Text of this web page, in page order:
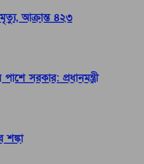
আক্রান্ত ৪২৩
সরকার: প্রধানমন্ত্রী
শঙ্কা